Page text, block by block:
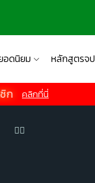
อดนิยม หลักสูตรจป
ก คลิกที่นี่